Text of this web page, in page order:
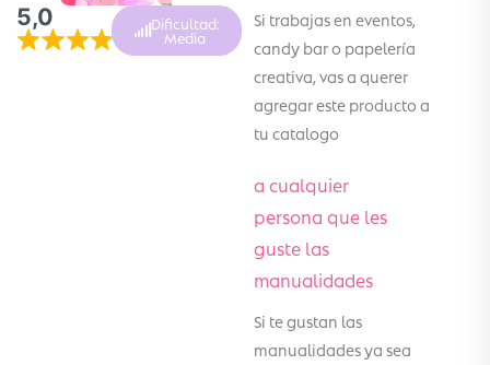
5,0 Dificultad:
Media
Si trabajas en eventos,
candy bar o papelería
creativa, vas a querer
agregar este producto a
tu catalogo
a cualquier
persona que les
guste las
manualidades
Si te gustan las
manualidades ya sea